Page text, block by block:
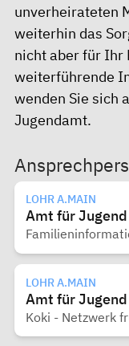
unverheirateten
weiterhin das
nicht aber für Ihr
weiterführende
wenden Sie sich
Jugendamt.
LOHR A.MAIN
Amt für
LOHR A.MAIN
Amt für
Koki - Netzwerk